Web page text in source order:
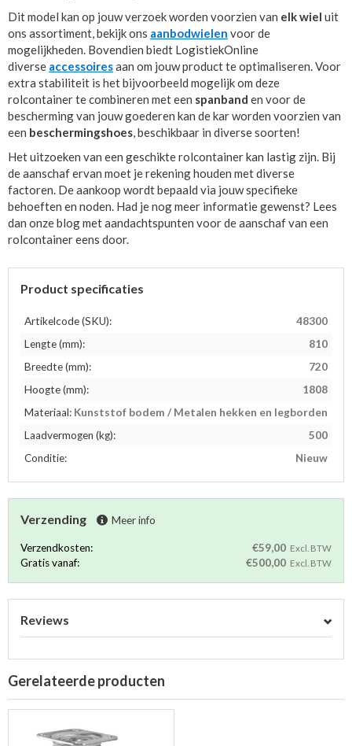
Dit model kan op jouw verzoek worden voorzien van elk wiel uit
ons assortiment, bekijk ons aanbodwielen voor de
mogelijkheden. Bovendien biedt LogistiekOnline
diverse accessoiresaan om jouw product te optimaliseren. Voor
extra stabiliteit is het bijvoorbeeld mogelijk om deze
rolcontainer te combineren met een spanband en voor de
bescherming van jouw goederen kan de kar worden voorzien van
een beschermingshoes, beschikbaar in diverse soorten!
Het uitzoeken van een geschikte rolcontainer kan lastig zijn. Bij
de aanschaf ervan moet je rekening houden met diverse
factoren. De aankoop wordt bepaald via jouw specifieke
behoeften en noden. Had je nog meer informatie gewenst? Lees
dan onze blog met aandachtspunten voor de aanschaf van een
rolcontainer eens door.
Product specificaties
Artikelcode (SKU):
48300
Lengte (mm):
810
Breedte (mm):
720
Hoogte (mm):
1808
Materiaal: Kunststof bodem / Metalen hekken en legborden
Laadvermogen (kg):
500
Conditie:
Nieuw
Verzending Meer info
Verzendkosten: €59,00 Excl. BTW
Gratis vanaf: €500,00 Excl. BTW
Reviews
Gerelateerde producten